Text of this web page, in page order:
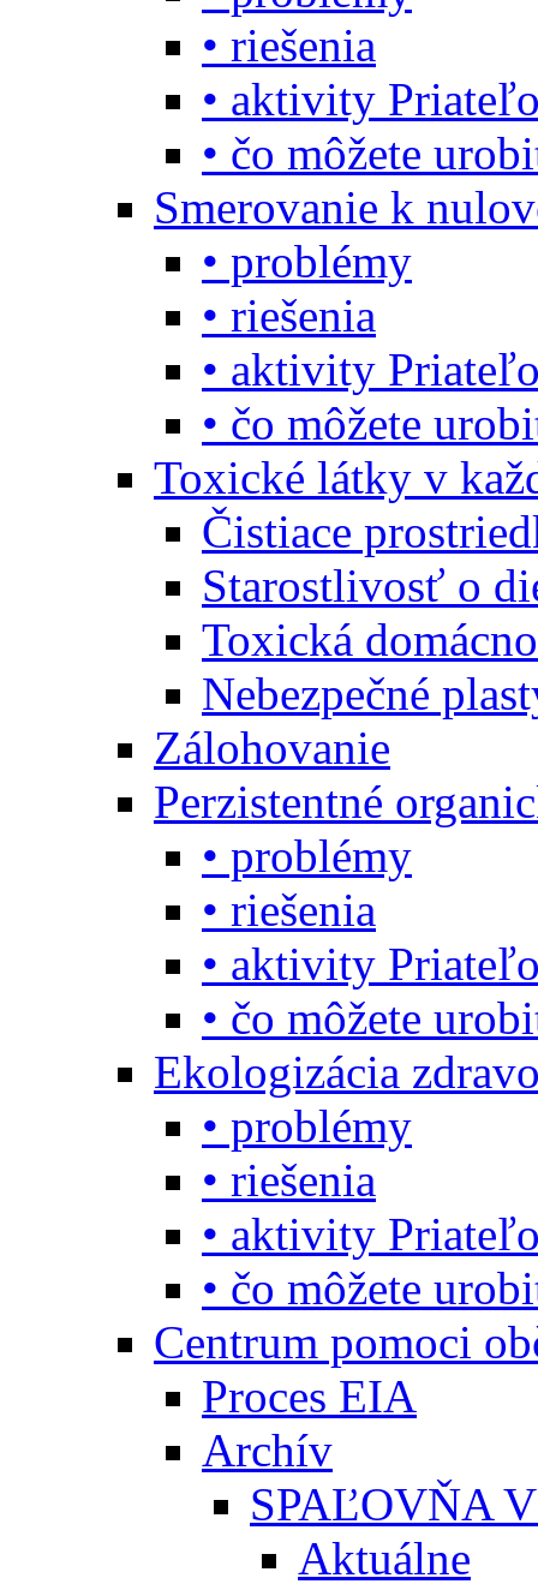
• riešenia
• aktivity
• čo môžete
Smerovanie k
• problémy
• riešenia
• aktivity
• čo môžete
Toxické látky v
Čistiace
Starostlivosť o
Toxická
Nebezpečné
Zálohovanie
Perzistentné
• problémy
• riešenia
• aktivity
• čo môžete
Ekologizácia
• problémy
• riešenia
• aktivity
• čo môžete
Centrum pomoci
Proces EIA
Archív
SPAĽOVŇA
Aktuálne